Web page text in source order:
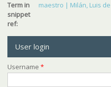
Term in
snippet
ref:
maestro | Milán, Luis
User login
Username *